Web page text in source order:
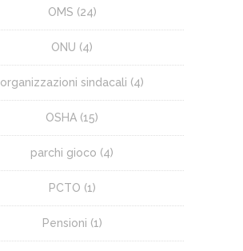
OMS (24)
ONU (4)
organizzazioni sindacali (4)
OSHA (15)
parchi gioco (4)
PCTO (1)
Pensioni (1)